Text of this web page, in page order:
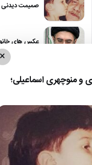
صمیمت دیدنی
عکس های
عکس| نیلوفر
عکس| تغییر چهره
×
منوچهری اسماعیلی؛